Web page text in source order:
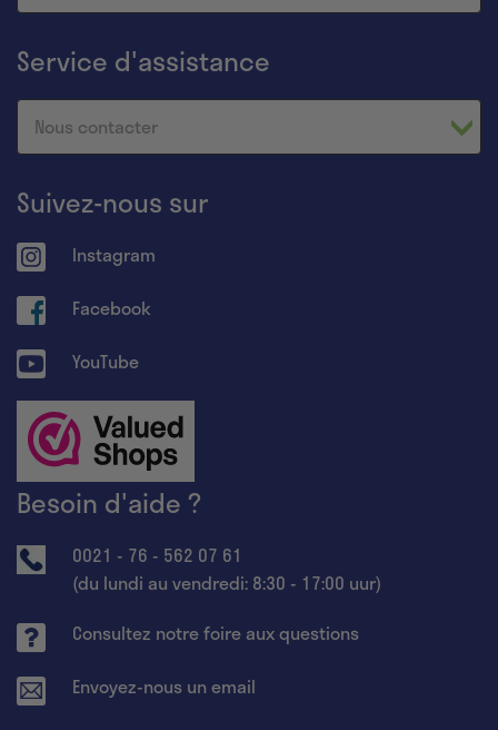
Service d'assistance
Nous contacter
Suivez-nous sur
Instagram
Facebook
YouTube
Besoin d'aide ?
0021 - 76 - 562 07 61
(du lundi au vendredi: 8:30 - 17:00 uur)
Consultez notre foire aux questions
Envoyez-nous un email